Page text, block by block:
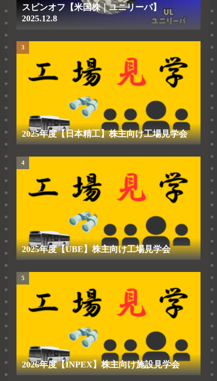
スピンオフ【米国株｜ユニリーバ】
2025.12.8
2025年度【日本精工】株主向け工場見学会
2025年度【UBE】株主向け工場見学会
2026年度【INPEX】株主向け施設見学会